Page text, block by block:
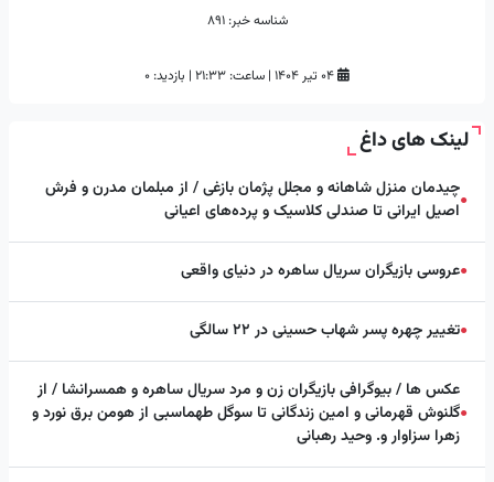
شناسه خبر: 891
| ساعت: ۲۱:۳۳ | بازدید: 0
لینک های داغ
●چیدمان منزل شاهانه و مجلل پژمان بازغی / از مبلمان مدرن و فرش
اصیل ایرانی تا صندلی کلاسیک و پرده‌های اعیانی
●عروسی بازیگران سریال ساهره در دنیای واقعی
●تغییر چهره پسر شهاب حسینی در ۲۲ سالگی
●
عکس ها / بیوگرافی بازیگران زن و مرد سریال ساهره و همسرانشا / از
گلنوش قهرمانی و امین زندگانی تا سوگل طهماسبی از هومن برق نورد و
زهرا سزاوار و. وحید رهبانی